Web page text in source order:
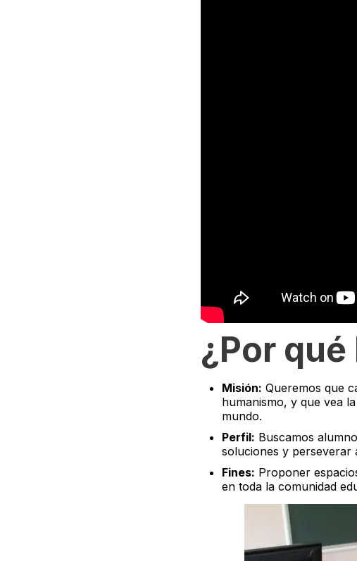
¿Por qué
Misión: Queremos que
humanismo, y que vea
mundo.
Perfil: Buscamos
soluciones y perseverar
Fines: Proponer
en toda la comunidad